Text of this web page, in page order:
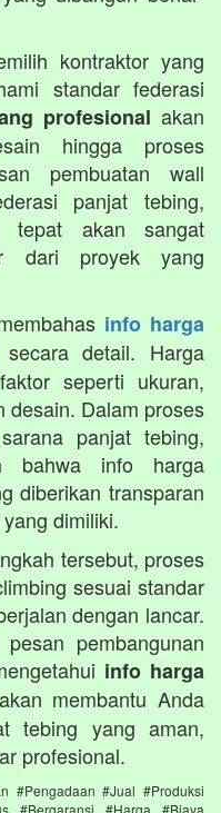
kontraktor yang
standar federasi
profesional akan
hingga proses
pembuatan wall
panjat tebing,
tepat akan sangat
dari proyek yang
info harga
secara detail. Harga
seperti ukuran,
desain. Dalam proses
panjat tebing,
bahwa info harga
diberikan transparan
dimiliki.
tersebut, proses
sesuai standar
dengan lancar.
pembangunan
info harga
akan membantu Anda
tebing yang aman,
profesional.
#Pengadaan #Jual #Produksi
#Bergaransi #Harga #Biaya